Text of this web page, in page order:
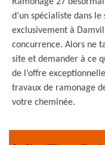
d’un spécialiste dans
exclusivement à
concurrence. Alors ne
site et demander à ce
de l’offre
travaux de ramonage
votre cheminée.